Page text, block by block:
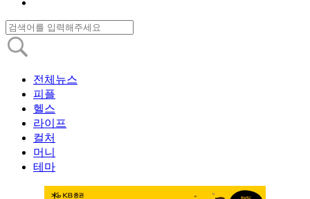
전체뉴스
피플
헬스
라이프
컬처
머니
테마